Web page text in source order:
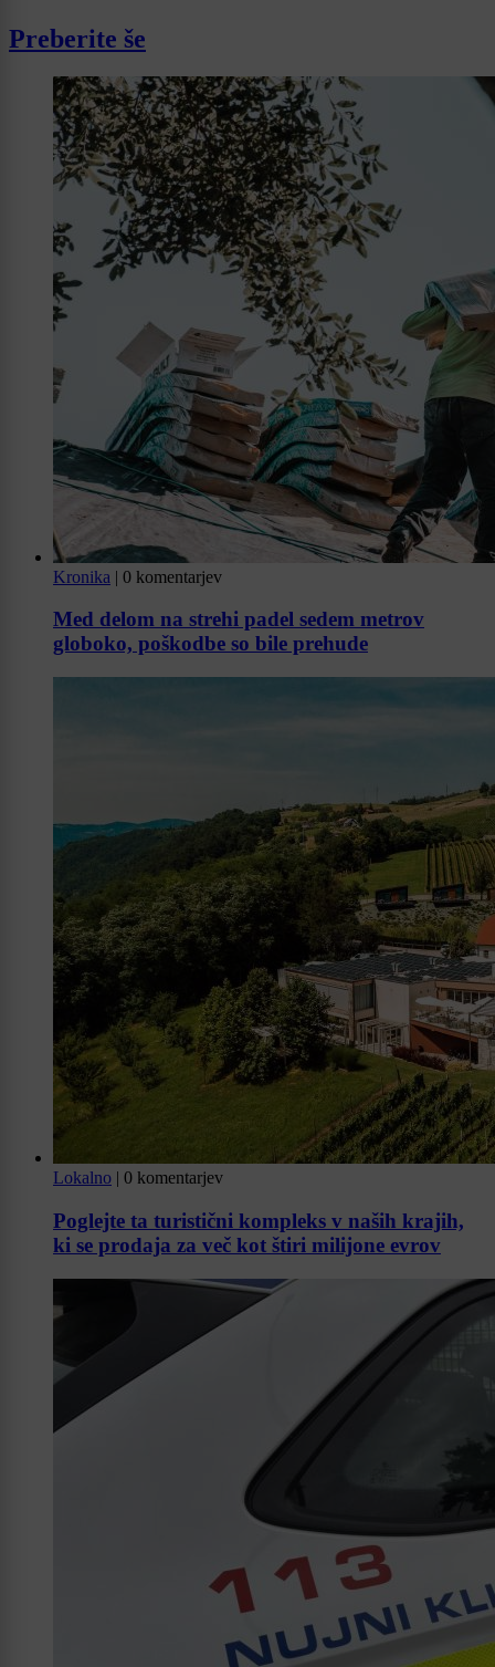
Preberite še
Kronika | 0 komentarjev
Med delom na strehi padel sedem metrov
globoko, poškodbe so bile prehude
Lokalno | 0 komentarjev
Poglejte ta turistični kompleks v naših krajih,
ki se prodaja za več kot štiri milijone evrov